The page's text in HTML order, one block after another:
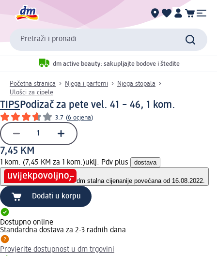
Pretraži i pronađi
dm active beauty: sakupljajte bodove i štedite
Početna stranica Njega i parfemi
Njega stopala
Ulošci za cipele
TIPSPodizač za pete vel. 41 – 46, 1 kom.
3.7 (6 ocjena)
7,45 KM
1 kom. (7,45 KM za 1 kom.)uklj. Pdv plus dostava
dm stalna cijenanije povećana od 16.08.2022.
Dodati u korpu
Dostupno online
Standardna dostava za 2-3 radnih dana
Provjerite dostupnost u dm trgovini